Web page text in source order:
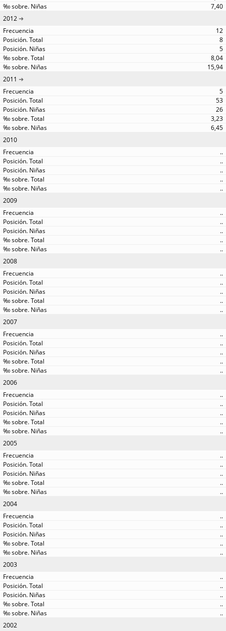
7,40
2012
12
8
5
8,04
15,94
2011
5
53
26
3,23
6,45
2010
..
..
..
..
..
2009
..
..
..
..
..
2008
..
..
..
..
..
2007
..
..
..
..
..
2006
..
..
..
..
..
2005
..
..
..
..
..
2004
..
..
..
..
..
2003
..
..
..
..
..
2002